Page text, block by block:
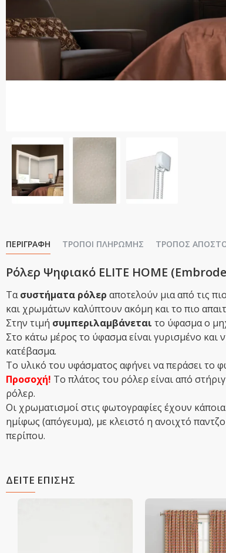
ΠΕΡΙΓΡΑΦΉ ΤΡΌΠΟΙ ΠΛΗΡΩΜΉΣ ΤΡΌΠΟΣ
Ρόλερ Ψηφιακό ELITE HOME
Τασυστήματα ρόλερ αποτελούν μια από τις
και χρωμάτων καλύπτουν ακόμη και το πιο
Στην τιμή συμπεριλαμβάνεται το ύφασμα ο
Στο κάτω μέρος το ύφασμα είναι γυρισμένο και
κατέβασμα.
Το υλικό του υφάσματος αφήνει να περάσει το
Προσοχή! Tο πλάτος του ρόλερ είναι από
ρόλερ.
Οι χρωματισμοί στις φωτογραφίες έχουν
ημίφως (απόγευμα), με κλειστό η ανοιχτό
περίπου.
ΔΕΙΤΕ ΕΠΙΣΗΣ